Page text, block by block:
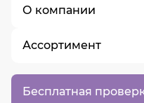
Бесплатная
О компании
О нас
Контакты
Вакансии
Ассортимент